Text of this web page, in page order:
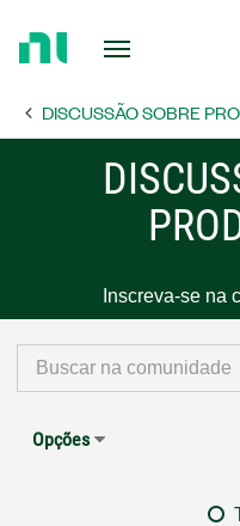
Page DISCUSSÃO SOBRE
Inscreva-se na
Opções